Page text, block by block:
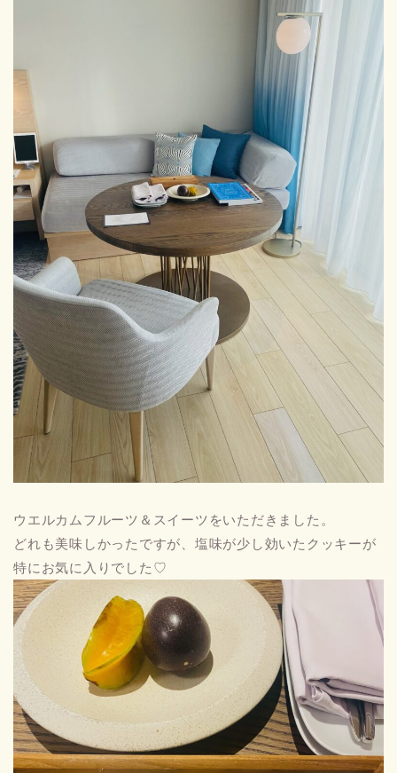
ウエルカムフルーツ＆スイーツをいただきました。
どれも美味しかったですが、塩味が少し効いたクッキーが
特にお気に入りでした♡